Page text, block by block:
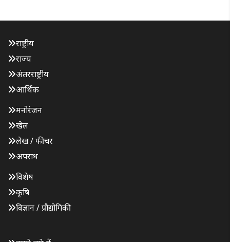
राष्ट्रीय
राज्य
अंतरराष्ट्रीय
आर्थिक
मनोरंजन
खेल
लेख / फीचर
अपराध
विशेष
कृषि
विज्ञान / प्रौद्योगिकी